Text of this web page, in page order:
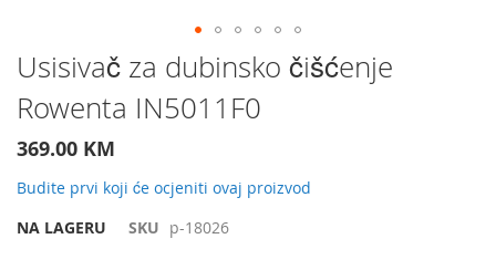
Preskočite
na
početak
galerije
slika
Usisivač za dubinsko čišćenje
Rowenta IN5011F0
369.00 KM
Budite prvi koji će ocjeniti ovaj proizvod
NA LAGERU
SKU p-18026